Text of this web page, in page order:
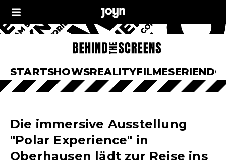
STARTSHOWSREALITYFILMESERIEN
Die immersive Ausstellung
"Polar Experience" in
Oberhausen lädt zur Reise ins